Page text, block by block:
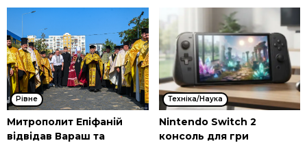
Рівне
Митрополит Епіфаній
відвідав Вараш та
Техніка/Наука
Nintendo Switch 2
консоль для гри